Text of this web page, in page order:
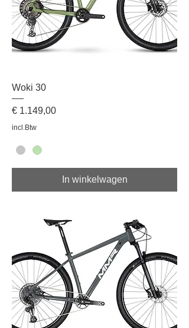
Woki 30
Prijs
€ 1.149,00
incl.Btw
In winkelwagen